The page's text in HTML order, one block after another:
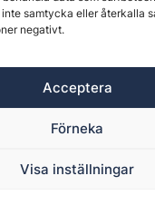
samtycka eller återkalla
negativt.
Acceptera
Förneka
Visa inställningar
827 32 Ljusdal,
Henrik Ekberg.
skyddat.
är en del av
integritet